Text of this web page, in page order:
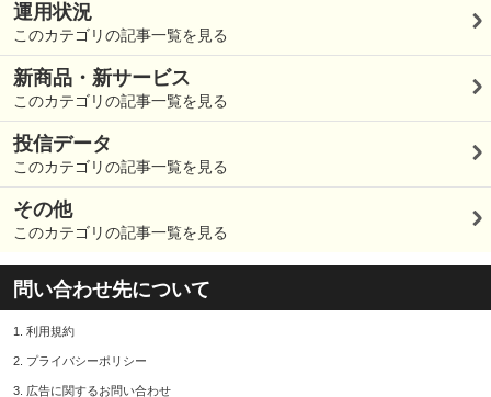
運用状況
このカテゴリの記事一覧を見る
新商品・新サービス
このカテゴリの記事一覧を見る
投信データ
このカテゴリの記事一覧を見る
その他
このカテゴリの記事一覧を見る
問い合わせ先について
1. 利用規約
2. プライバシーポリシー
3. 広告に関するお問い合わせ